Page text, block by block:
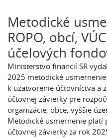
Metodické
ROPO, obcí,
účelových
Ministerstvo financií SR
2025 metodické
k uzatvorenie účtovníctva a
účtovnej závierky pre
organizácie, obce, vyššie
Metodické usmernenie platí
účtovnej závierky za rok